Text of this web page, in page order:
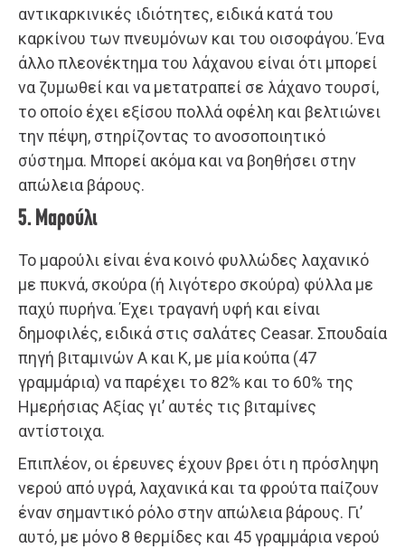
αντικαρκινικές ιδιότητες, ειδικά κατά του
καρκίνου των πνευμόνων και του οισοφάγου. Ένα
άλλο πλεονέκτημα του λάχανου είναι ότι μπορεί
να ζυμωθεί και να μετατραπεί σε λάχανο τουρσί,
το οποίο έχει εξίσου πολλά οφέλη και βελτιώνει
την πέψη, στηρίζοντας το ανοσοποιητικό
σύστημα. Μπορεί ακόμα και να βοηθήσει στην
απώλεια βάρους.
5. Μαρούλι
Το μαρούλι είναι ένα κοινό φυλλώδες λαχανικό
με πυκνά, σκούρα (ή λιγότερο σκούρα) φύλλα με
παχύ πυρήνα. Έχει τραγανή υφή και είναι
δημοφιλές, ειδικά στις σαλάτες Ceasar. Σπουδαία
πηγή βιταμινών Α και Κ, με μία κούπα (47
γραμμάρια) να παρέχει το 82% και το 60% της
Ημερήσιας Αξίας γι’ αυτές τις βιταμίνες
αντίστοιχα.
Επιπλέον, οι έρευνες έχουν βρει ότι η πρόσληψη
νερού από υγρά, λαχανικά και τα φρούτα παίζουν
έναν σημαντικό ρόλο στην απώλεια βάρους. Γι’
αυτό, με μόνο 8 θερμίδες και 45 γραμμάρια νερού